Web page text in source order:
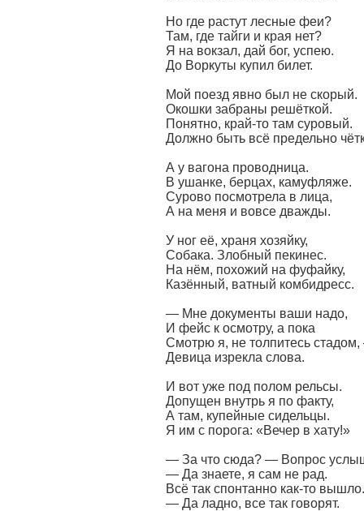
Но где растут лесные феи?
Там, где тайги и края нет?
Я на вокзал, дай бог, успею.
До Воркуты купил билет.
Мой поезд явно был не скорый.
Окошки забраны решёткой.
Понятно, край-то там суровый.
Должно быть всё предельно
А у вагона проводница.
В ушанке, берцах, камуфляже.
Сурово посмотрела в лица,
А на меня и вовсе дважды.
У ног её, храня хозяйку,
Собака. Злобный пекинес.
На нём, похожий на фуфайку,
Казённый, ватный комбидресс.
— Мне документы ваши надо,
И фейс к осмотру, а пока
Смотрю я, не толпитесь
Девица изрекла слова.
И вот уже под полом рельсы.
Допущен внутрь я по факту,
А там, купейные сидельцы.
Я им с порога: «Вечер в хату!»
— За что сюда? — Вопрос
— Да знаете, я сам не рад.
Всё так спонтанно как-то
— Да ладно, все так говорят.